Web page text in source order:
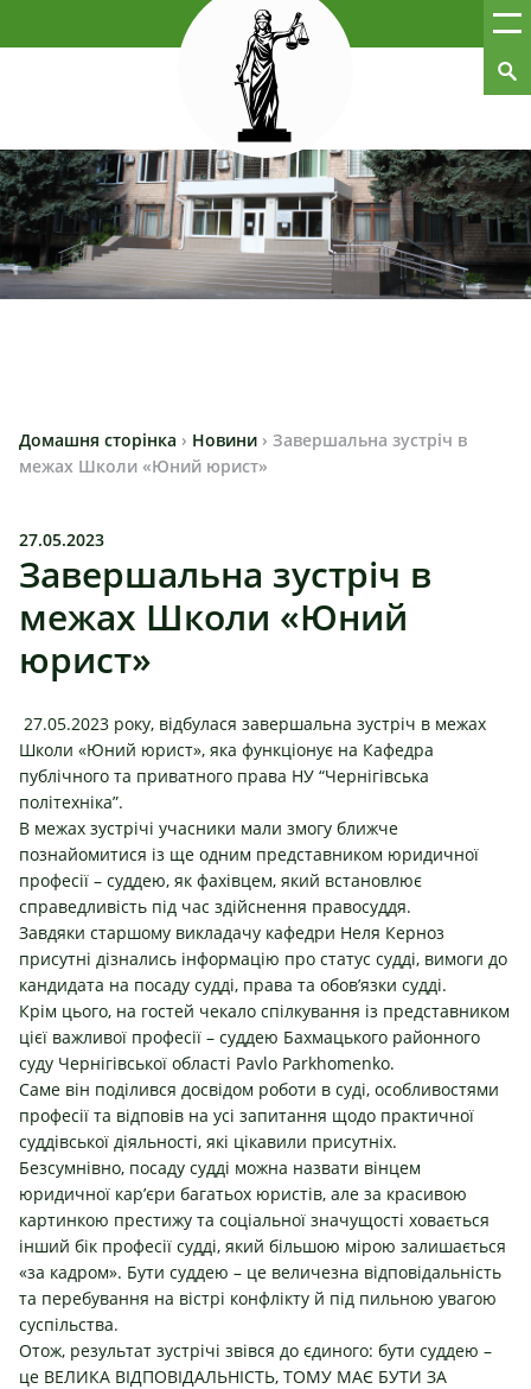
Домашня сторінка › Новини › Завершальна зустріч в
межах Школи «Юний юрист»
27.05.2023
Завершальна зустріч в
межах Школи «Юний
юрист»
27.05.2023 року, відбулася завершальна зустріч в межах
Школи «Юний юрист», яка функціонує на Кафедра
публічного та приватного права НУ “Чернігівська
політехніка”.
В межах зустрічі учасники мали змогу ближче
познайомитися із ще одним представником юридичної
професії – суддею, як фахівцем, який встановлює
справедливість під час здійснення правосуддя.
Завдяки старшому викладачу кафедри Неля Керноз
присутні дізнались інформацію про статус судді, вимоги до
кандидата на посаду судді, права та обов’язки судді.
Крім цього, на гостей чекало спілкування із представником
цієї важливої професії – суддею Бахмацького районного
суду Чернігівської області Pavlo Parkhomenko.
Саме він поділився досвідом роботи в суді, особливостями
професії та відповів на усі запитання щодо практичної
суддівської діяльності, які цікавили присутніх.
Безсумнівно, посаду судді можна назвати вінцем
юридичної кар’єри багатьох юристів, але за красивою
картинкою престижу та соціальної значущості ховається
інший бік професії судді, який більшою мірою залишається
«за кадром». Бути суддею – це величезна відповідальність
та перебування на вістрі конфлікту й під пильною увагою
суспільства.
Отож, результат зустрічі звівся до єдиного: бути суддею –
це ВЕЛИКА ВІДПОВІДАЛЬНІСТЬ, ТОМУ МАЄ БУТИ ЗА